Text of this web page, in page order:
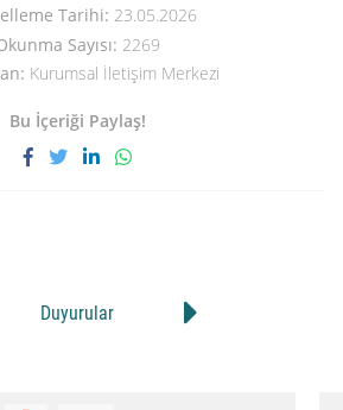
Tarihi: 23.05.2026
Sayısı: 2269
Kurumsal İletişim Merkezi
Bu İçeriği Paylaş!
Duyurular